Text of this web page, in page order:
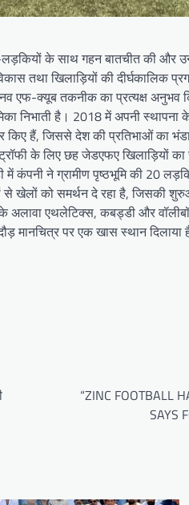
के साथ गहन बातचीत की और
तथा खिलाड़ियों की दीर्घकालिक
एफ-क्यूब तकनीक का प्रत्यक्ष
निभाती है। 2018 में अपनी स्थापना
किए हैं, जिससे देश की प्रतिभाओं का
के लिए छह जेडएफए खिलाड़ियों
में कंपनी ने ग्रामीण पृष्ठभूमि की
खेलों को समर्थन दे रहा है, जिसकी
अलावा एथलेटिक्स, कबड्डी और
मानचित्र पर एक खास स्थान
“ZINC FOOTBALL
SAYS